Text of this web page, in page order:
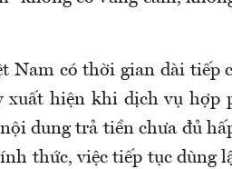
Nam có thời gian dài tiếp
xuất hiện khi dịch vụ hợp
dung trả tiền chưa đủ
thức, việc tiếp tục dùng